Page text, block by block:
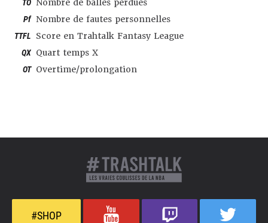
Nombre de balles perdues
Pf Nombre de fautes personnelles
TTFL Score en Trahtalk Fantasy League
QX Quart temps X
OT Overtime/prolongation
#SHOP